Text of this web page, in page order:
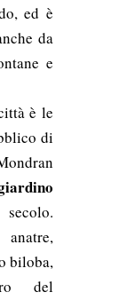
ed è
da
e
è le
di
biloba,
del